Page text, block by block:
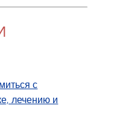
с
лечению и